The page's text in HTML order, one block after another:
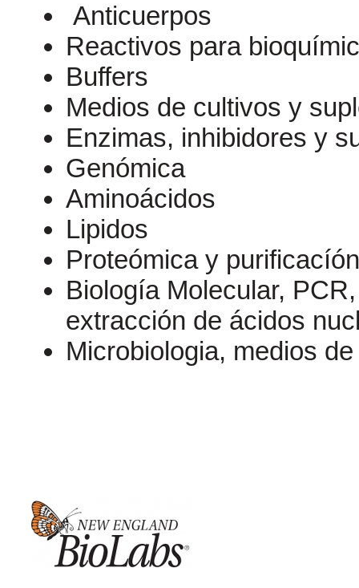
Anticuerpos
Reactivos para
Buffers
Medios de cultivos y
Enzimas, inhibidores y
Genómica
Aminoácidos
Lipidos
Proteómica y
Biología Molecular,
extracción de ácidos
Microbiologia, medios